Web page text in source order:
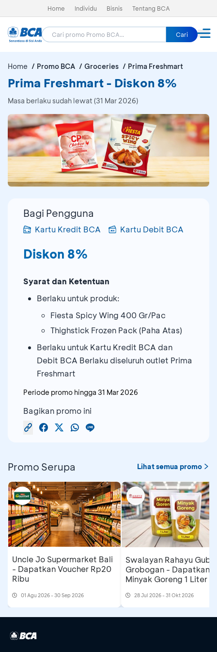
Home Individu Bisnis Tentang BCA
Cari
Home Promo BCA Groceries Prima Freshmart
Prima Freshmart - Diskon 8%
Masa berlaku sudah lewat (31 Mar 2026)
Bagi Pengguna
Kartu Kredit BCA Kartu Debit BCA
Diskon 8%
Syarat dan Ketentuan
Berlaku untuk produk:
Fiesta Spicy Wing 400 Gr/Pac
Thighstick Frozen Pack (Paha Atas)
Berlaku untuk Kartu Kredit BCA dan
Debit BCA Berlaku diseluruh outlet Prima
Freshmart
Periode promo hingga 31 Mar 2026
Bagikan promo ini
Promo Serupa Lihat semua promo
Uncle Jo Supermarket Bali
- Dapatkan Voucher Rp20
Ribu
01 Agu 2026 - 30 Sep 2026
Swalayan Rahayu
Grobogan - Dapatkan
Minyak Goreng 1 Liter
28 Jul 2026 - 31 Okt 2026